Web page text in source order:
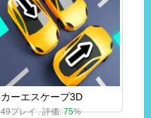
カーエスケープ3D
49プレイ . 評価:75%